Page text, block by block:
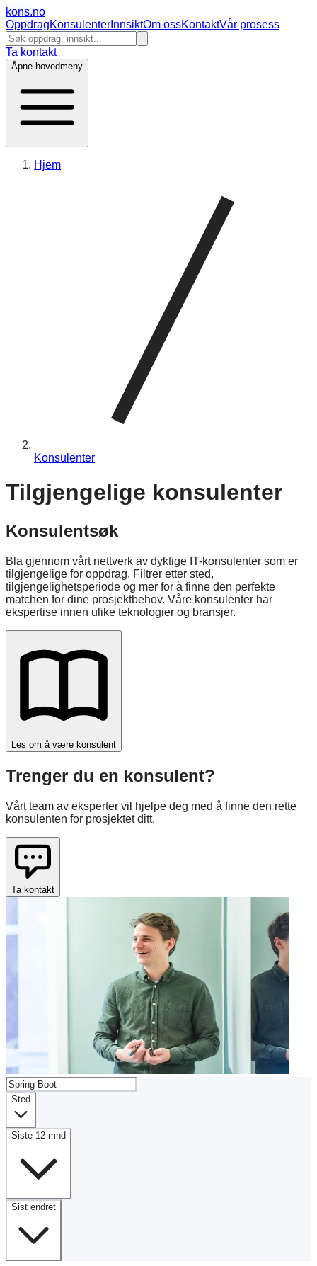
kons.no
OppdragKonsulenter InnsiktOm ossKontaktVår prosess
Ta kontakt
Åpne hovedmeny
Hjem
Konsulenter
Tilgjengelige konsulenter
Konsulentsøk
Bla gjennom vårt nettverk av dyktige IT-konsulenter som er
tilgjengelige for oppdrag. Filtrer etter sted,
tilgjengelighetsperiode og mer for å finne den perfekte
matchen for dine prosjektbehov. Våre konsulenter har
ekspertise innen ulike teknologier og bransjer.
Les om å være konsulent
Trenger du en konsulent?
Vårt team av eksperter vil hjelpe deg med å finne den rette
konsulenten for prosjektet ditt.
Ta kontakt
Sted
Siste 12 mnd
Sist endret